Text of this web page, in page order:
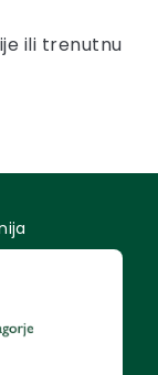
ili trenutnu